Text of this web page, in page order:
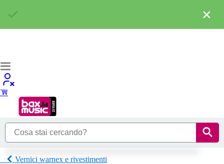
Vernici warnex e rivestimenti
×